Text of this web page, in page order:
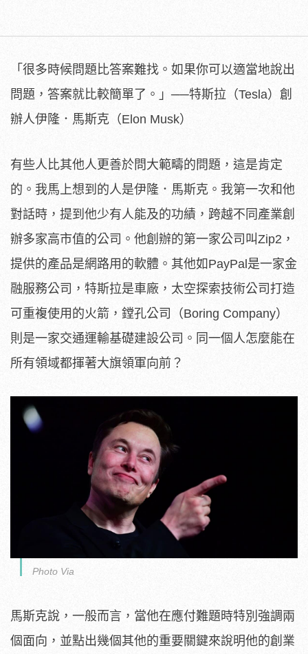
「很多時候問題比答案難找。如果你可以適當地說出
問題，答案就比較簡單了。」──特斯拉（Tesla）創
辦人伊隆．馬斯克（Elon Musk）
有些人比其他人更善於問大範疇的問題，這是肯定
的。我馬上想到的人是伊隆．馬斯克。我第一次和他
對話時，提到他少有人能及的功績，跨越不同產業創
辦多家高市值的公司。他創辦的第一家公司叫Zip2，
提供的產品是網路用的軟體。其他如PayPal是一家金
融服務公司，特斯拉是車廠，太空探索技術公司打造
可重複使用的火箭，鏜孔公司（Boring Company）
則是一家交通運輸基礎建設公司。同一個人怎麼能在
所有領域都揮著大旗領軍向前？
Photo Via
馬斯克說，一般而言，當他在應付難題時特別強調兩
個面向，並點出幾個其他的重要關鍵來說明他的創業